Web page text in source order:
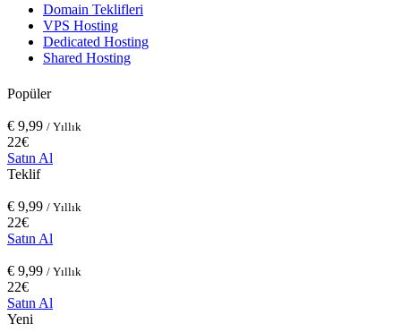
Domain Teklifleri
VPS Hosting
Dedicated Hosting
Shared Hosting
Popüler
€ 9,99 / Yıllık
22€
Satın Al
Teklif
€ 9,99 / Yıllık
22€
Satın Al
€ 9,99 / Yıllık
22€
Satın Al
Yeni